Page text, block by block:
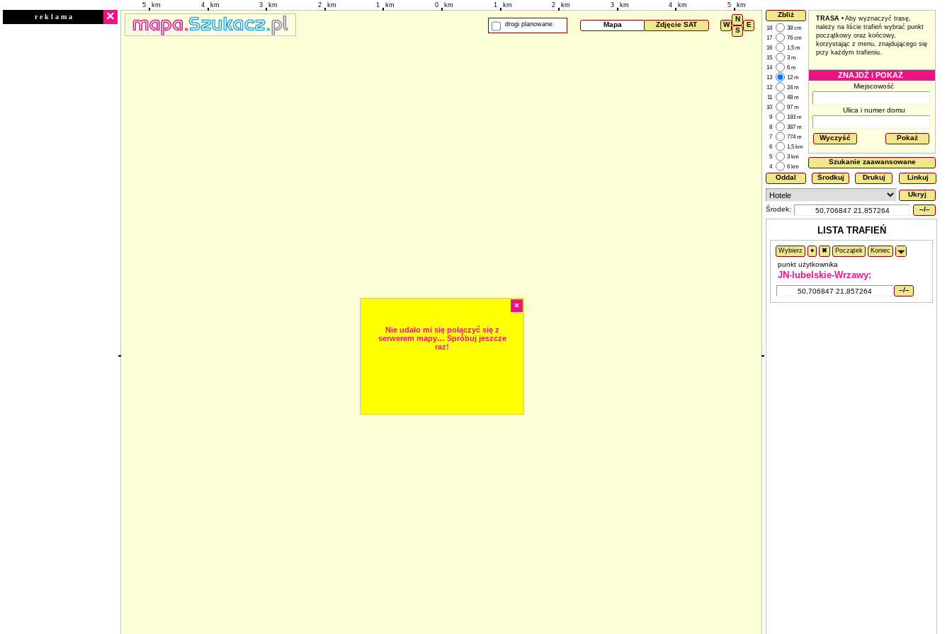
r e k l a m a ×
×
Nie udało mi się połączyć się z
serwerem mapy… Spróbuj jeszcze
raz!
W
N
S
E
Mapa Zdjęcie SAT
drogi planowane
Zbliż
18
38 cm
17
76 cm
16
1,5 m
15
3 m
14
6 m
13
12 m
12
24 m
11
48 m
10
97 m
9
193 m
8
387 m
7
774 m
6
1,5 km
5
3 km
4
6 km
Oddal
0 km
1 km
2 km
3 km
4 km
5 km
1
km 2
km 3
km 4
km 5
km
TRASA • Aby wyznaczyć trasę,
należy na liście trafień wybrać punkt
początkowy oraz końcowy,
korzystając z menu, znajdującego się
przy każdym trafieniu.
ZNAJDŹ i POKAŻ
Miejscowość
Ulica i numer domu
Pokaż
Wyczyść
Szukanie zaawansowane
Środkuj
Drukuj Linkuj
Ukryj
Środek:
–/–
LISTA TRAFIEŃ
Wybierz ● ✖ Początek Koniec
punkt użytkownika
JN-lubelskie-Wrzawy:
–/–